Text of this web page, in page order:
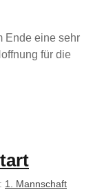
Ende eine sehr
für die
1. Mannschaft